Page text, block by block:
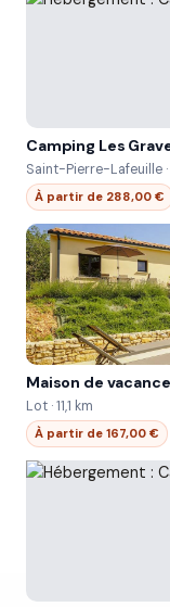
Camping Les
Saint-Pierre-Lafeuille ·
À partir de 288,00 €
Maison de
Lot · 11,1 km
À partir de 167,00 €